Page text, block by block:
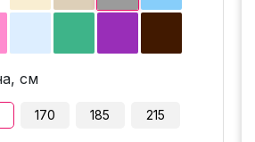
см
170 185 215